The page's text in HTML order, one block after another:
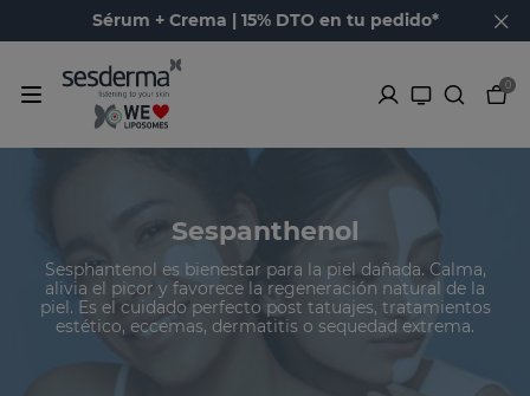
Sérum + Crema | 15% DTO en tu pedido*
0
Sespanthenol
Sesphantenol es bienestar para la piel dañada. Calma,
alivia el picor y favorece la regeneración natural de la
piel. Es el cuidado perfecto post tatuajes, tratamientos
estético, eccemas, dermatitis o sequedad extrema.